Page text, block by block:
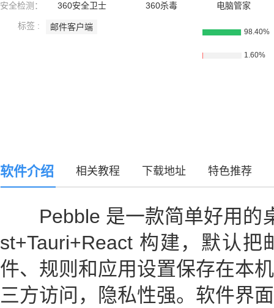
安全检测： 360安全卫士 360杀毒 电脑管家
标签 : 邮件客户端 98.40%
1.60%
软件介绍 相关教程 下载地址 特色推荐
Pebble 是一款简单好用的
st+Tauri+React 构建，默认
件、规则和应用设置保存在本
三方访问，隐私性强。软件界